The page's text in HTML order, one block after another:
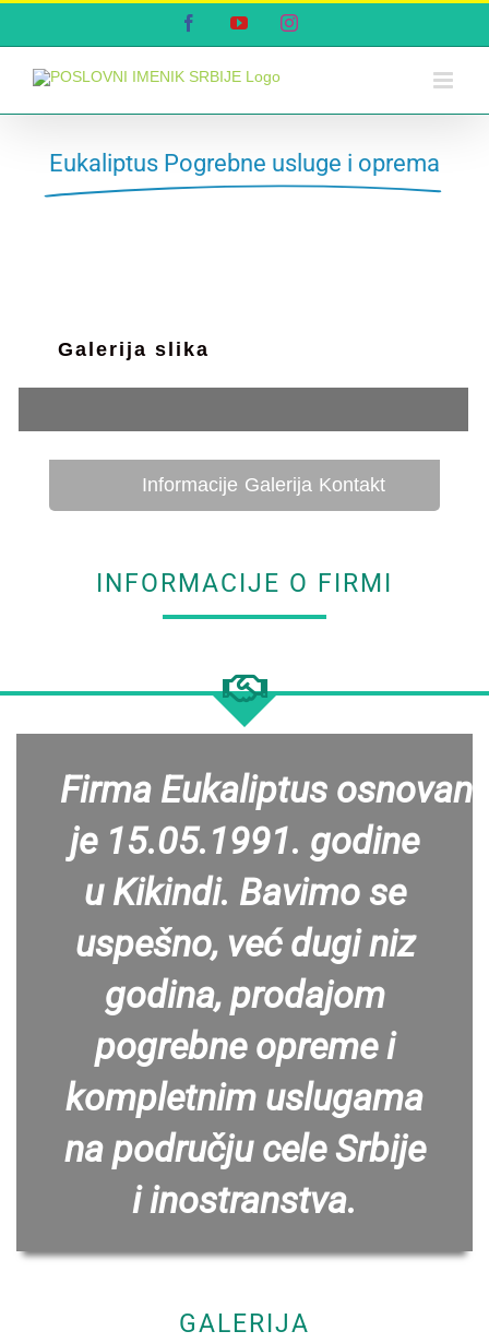
FacebookYouTubeInstagram
Eukaliptus Pogrebne usluge i oprema
Galerija slika
Informacije Galerija Kontakt
INFORMACIJE O FIRMI
Firma Eukaliptus
je 15.05.1991. godine
u Kikindi. Bavimo se
uspešno, već dugi niz
godina, prodajom
pogrebne opreme i
kompletnim uslugama
na području cele Srbije
i inostranstva.
GALERIJA